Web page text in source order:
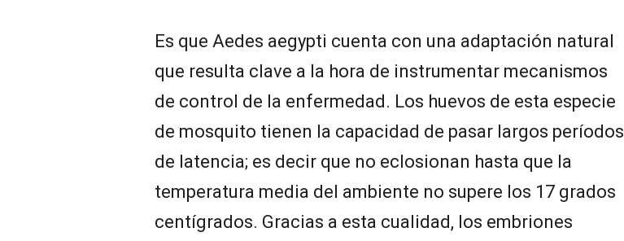
Es que Aedes aegypti cuenta con una adaptación natural
que resulta clave a la hora de instrumentar mecanismos
de control de la enfermedad. Los huevos de esta especie
de mosquito tienen la capacidad de pasar largos períodos
de latencia; es decir que no eclosionan hasta que la
temperatura media del ambiente no supere los 17 grados
centígrados. Gracias a esta cualidad, los embriones